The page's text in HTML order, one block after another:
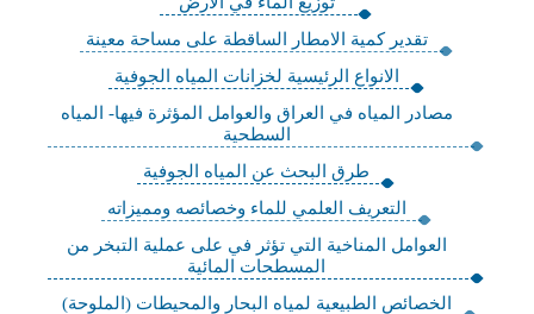
تقدير كمية الامطار الساقطة على مساحة معينة
الانواع الرئيسية لخزانات المياه الجوفية
مصادر المياه في العراق والعوامل المؤثرة فيها- المياه
السطحية
طرق البحث عن المياه الجوفية
التعريف العلمي للماء وخصائصه ومميزاته
العوامل المناخية التي تؤثر في على عملية التبخر من
المسطحات المائية
الخصائص الطبيعية لمياه البحار والمحيطات (الملوحة)